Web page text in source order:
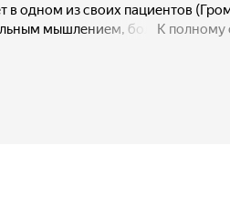
в одном из своих пациентов
мышлением, более того –
за которой начинается безумие?
К полному